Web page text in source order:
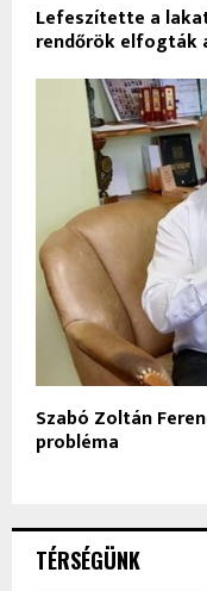
Lefeszítette a
rendőrök elfogták
Szabó Zoltán
probléma
TÉRSÉGÜNK